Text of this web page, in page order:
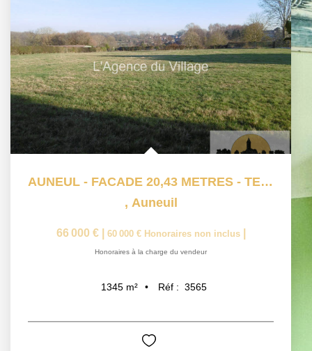
AUNEUL - FACADE 20,43 METRES - TERRAIN -1345 m2 - 66 000 €
, Auneuil
66 000 € 60 000 € Honoraires non inclus
Honoraires à la charge du vendeur
1345 m² Réf : 3565